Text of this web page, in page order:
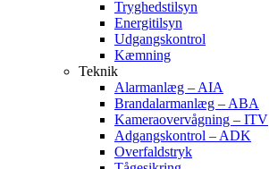
Tryghedstilsyn
Energitilsyn
Udgangskontrol
Kæmning
Teknik
Alarmanlæg – AIA
Brandalarmanlæg – ABA
Kameraovervågning – ITV
Adgangskontrol – ADK
Overfaldstryk